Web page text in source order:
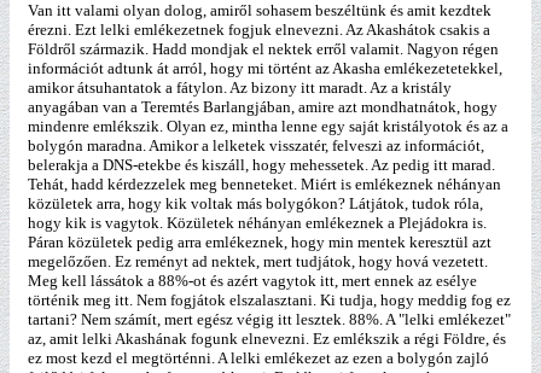
Van itt valami olyan dolog, amiről sohasem beszéltünk és amit kezdtek
érezni. Ezt lelki emlékezetnek fogjuk elnevezni. Az Akashátok csakis a
Földről származik. Hadd mondjak el nektek erről valamit. Nagyon régen
információt adtunk át arról, hogy mi történt az Akasha emlékezetetekkel,
amikor átsuhantatok a fátylon. Az bizony itt maradt. Az a kristály
anyagában van a Teremtés Barlangjában, amire azt mondhatnátok, hogy
mindenre emlékszik. Olyan ez, mintha lenne egy saját kristályotok és az a
bolygón maradna. Amikor a lelketek visszatér, felveszi az információt,
belerakja a DNS-etekbe és kiszáll, hogy mehessetek. Az pedig itt marad.
Tehát, hadd kérdezzelek meg benneteket. Miért is emlékeznek néhányan
közületek arra, hogy kik voltak más bolygókon? Látjátok, tudok róla,
hogy kik is vagytok. Közületek néhányan emlékeznek a Plejádokra is.
Páran közületek pedig arra emlékeznek, hogy min mentek keresztül azt
megelőzően. Ez reményt ad nektek, mert tudjátok, hogy hová vezetett.
Meg kell lássátok a 88%-ot és azért vagytok itt, mert ennek az esélye
történik meg itt. Nem fogjátok elszalasztani. Ki tudja, hogy meddig fog ez
tartani? Nem számít, mert egész végig itt lesztek. 88%. A "lelki emlékezet"
az, amit lelki Akashának fogunk elnevezni. Ez emlékszik a régi Földre, és
ez most kezd el megtörténni. A lelki emlékezet az ezen a bolygón zajló